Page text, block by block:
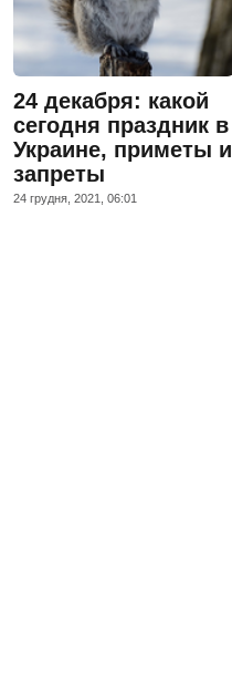
24 декабря: какой
сегодня праздник в
Украине, приметы и
запреты
24 грудня, 2021, 06:01